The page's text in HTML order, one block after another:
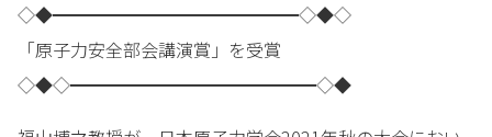
◇◆━━━━━━━━━━━━━━◇◆◇
「原子力安全部会講演賞」を受賞
◇◆◇━━━━━━━━━━━━━━◇◆